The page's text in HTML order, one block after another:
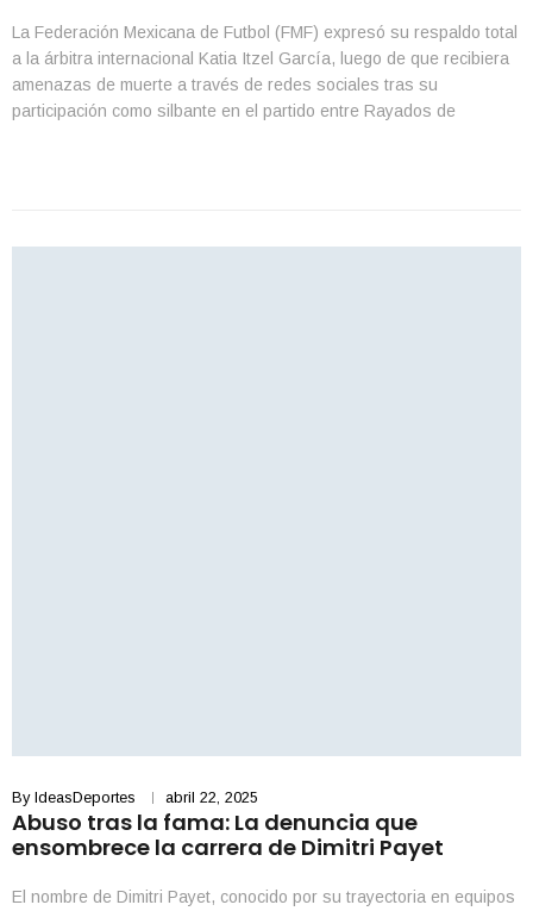
La Federación Mexicana de Futbol (FMF) expresó su respaldo total
a la árbitra internacional Katia Itzel García, luego de que recibiera
amenazas de muerte a través de redes sociales tras su
participación como silbante en el partido entre Rayados de
By IdeasDeportes abril 22, 2025
Abuso tras la fama: La denuncia que
ensombrece la carrera de Dimitri Payet
El nombre de Dimitri Payet, conocido por su trayectoria en equipos